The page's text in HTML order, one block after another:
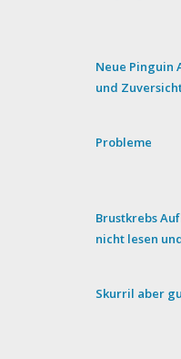
Neue Pinguin
und
Probleme
Brustkrebs
nicht lesen
Skurril aber